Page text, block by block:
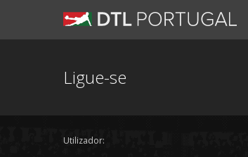
Ligue-se
Utilizador: